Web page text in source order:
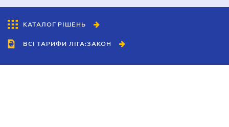
КАТАЛОГ РІШЕНЬ
ВСІ ТАРИФИ ЛІГА:ЗАКОН